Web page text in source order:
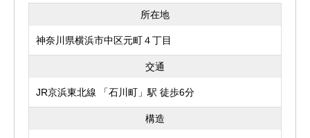
所在地
神奈川県横浜市中区元町４丁目
交通
JR京浜東北線 「石川町」駅 徒歩6分
構造